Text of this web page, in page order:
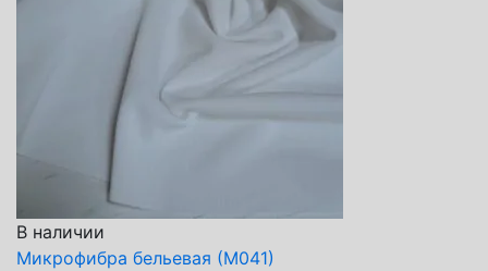
В наличии
Микрофибра бельевая (М041)